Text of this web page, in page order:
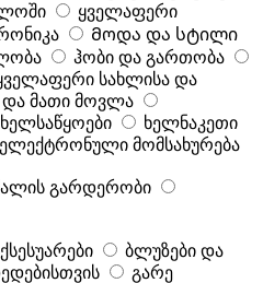
ყველაფერი
Მოდა და სტილი
ჰობი და გართობა
სახლისა და
მათი მოვლა
ხელნაკეთი
ელექტრონული მომსახურება
გარდერობი
ბლუზები და
გარე